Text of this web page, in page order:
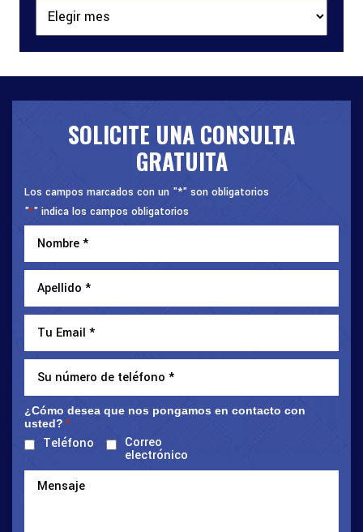
SOLICITE UNA CONSULTA
GRATUITA
Los campos marcados con un "*" son obligatorios
"*" indica los campos obligatorios
¿Cómo desea que nos pongamos en contacto con
usted? *
Teléfono Correo
electrónico